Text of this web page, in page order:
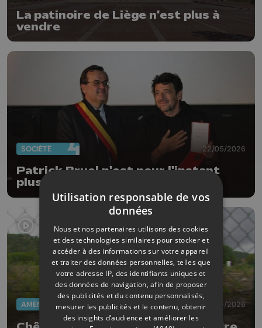
La patinoire de Liège n'est plus à
vendre
SOCIÉTÉ 22/05/2026
Patrick Bruel n'est pour l'instant
plus citoyen d'honneur liégeois
AMÉNAGEMENT DU TERRITOIRE 21/05/2026
Utilisation responsable de vos
données
Nous et nos partenaires utilisons des cookies
et des technologies similaires pour stocker et
accéder à des informations sur votre appareil
et traiter des données personnelles, telles que
votre adresse IP, des identifiants uniques et
des données de navigation, afin de proposer
des publicités et du contenu personnalisés,
mesurer les publicités et le contenu, obtenir
des insights d’audience et améliorer les